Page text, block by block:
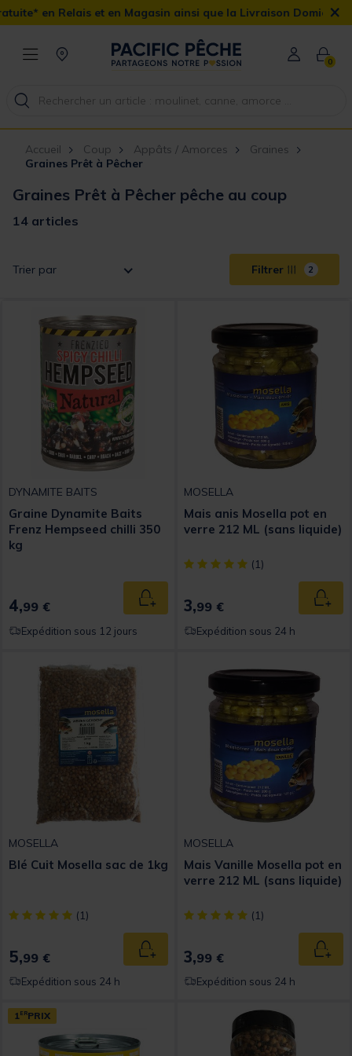
en Magasin ainsi que la Livraison Domicile offerte dès 90€×
0
Accueil Coup Appâts / Amorces
Graines
Graines Prêt à Pêcher
Graines Prêt à Pêcher pêche au coup
14 articles
Trier par Filtrer 2
DYNAMITE BAITS
Graine Dynamite Baits
Frenz Hempseed chilli 350
kg
4,99 € Ajouter au panier
Expédition sous 12 jours
MOSELLA
Mais anis Mosella pot en
verre 212 ML (sans liquide)
[object Object] out of 5
(1)
3,99 €
Expédition sous 24 h
MOSELLA
Blé Cuit Mosella sac de 1kg
[object Object] out of 5 Customer Rating
(1)
5,99 € Ajouter au panier
Expédition sous 24 h
MOSELLA
Mais Vanille Mosella pot en
verre 212 ML (sans liquide)
[object Object] out of 5
(1)
3,99 €
Expédition sous 24 h
1 ERPRIX